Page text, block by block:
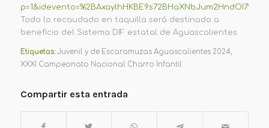
Todo lo recaudado en taquilla será destinado a
beneficio del Sistema DIF estatal de Aguascalientes.
Etiquetas: Juvenil y de Escaramuzas Aguascalientes 2024,
XXXI Campeonato Nacional Charro Infantil
Compartir esta entrada